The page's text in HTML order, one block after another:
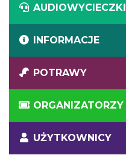
AUDIOWYCIECZKI
INFORMACJE
POTRAWY
ORGANIZATORZY
UŻYTKOWNICY